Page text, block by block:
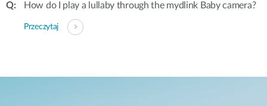
How do I play a lullaby through the mydlink Baby camera?
Przeczytaj